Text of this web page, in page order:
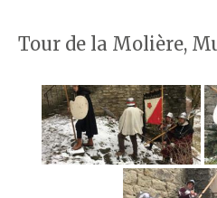
Tour de la Molière,